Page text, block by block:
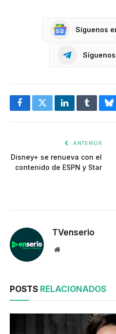
Síguenos
FacebookTwitterLinkedInTumblr
ANTERIOR
Disney+ se renueva con el
contenido de ESPN y Star
TVenserio
Website
POSTS RELACIONADOS